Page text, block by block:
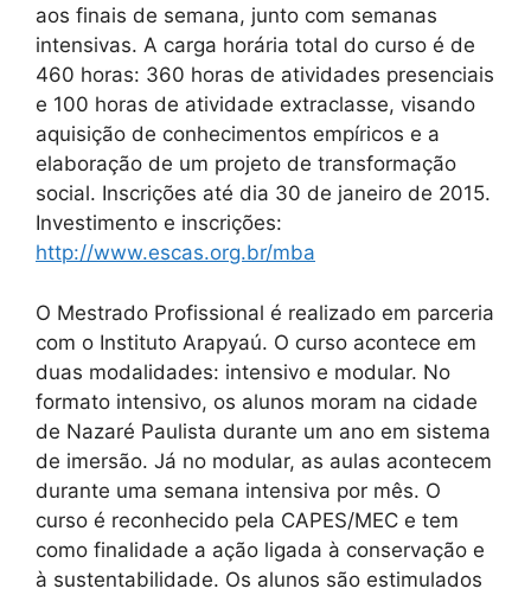
aos finais de semana, junto com semanas
intensivas. A carga horária total do curso é de
460 horas: 360 horas de atividades presenciais
e 100 horas de atividade extraclasse, visando
aquisição de conhecimentos empíricos e a
elaboração de um projeto de transformação
social. Inscrições até dia 30 de janeiro de 2015.
Investimento e inscrições:
http://www.escas.org.br/mba
O Mestrado Profissional é realizado em parceria
com o Instituto Arapyaú. O curso acontece em
duas modalidades: intensivo e modular. No
formato intensivo, os alunos moram na cidade
de Nazaré Paulista durante um ano em sistema
de imersão. Já no modular, as aulas acontecem
durante uma semana intensiva por mês. O
curso é reconhecido pela CAPES/MEC e tem
como finalidade a ação ligada à conservação e
à sustentabilidade. Os alunos são estimulados